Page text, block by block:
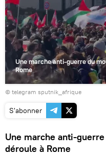
la
vidéo
Une marche anti-guerre du
Rome
© telegram sputnik_afrique
S'abonner
Une marche anti-
déroule à Rome